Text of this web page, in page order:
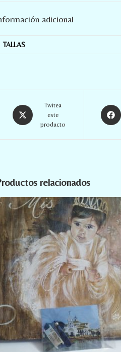
adicional
TALLAS
Twitea
este
producto
relacionados